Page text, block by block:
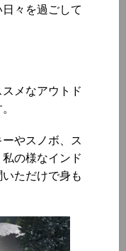
々を過ごして
メなアウトド
やスノボ、ス
の様なインド
ただけで身も